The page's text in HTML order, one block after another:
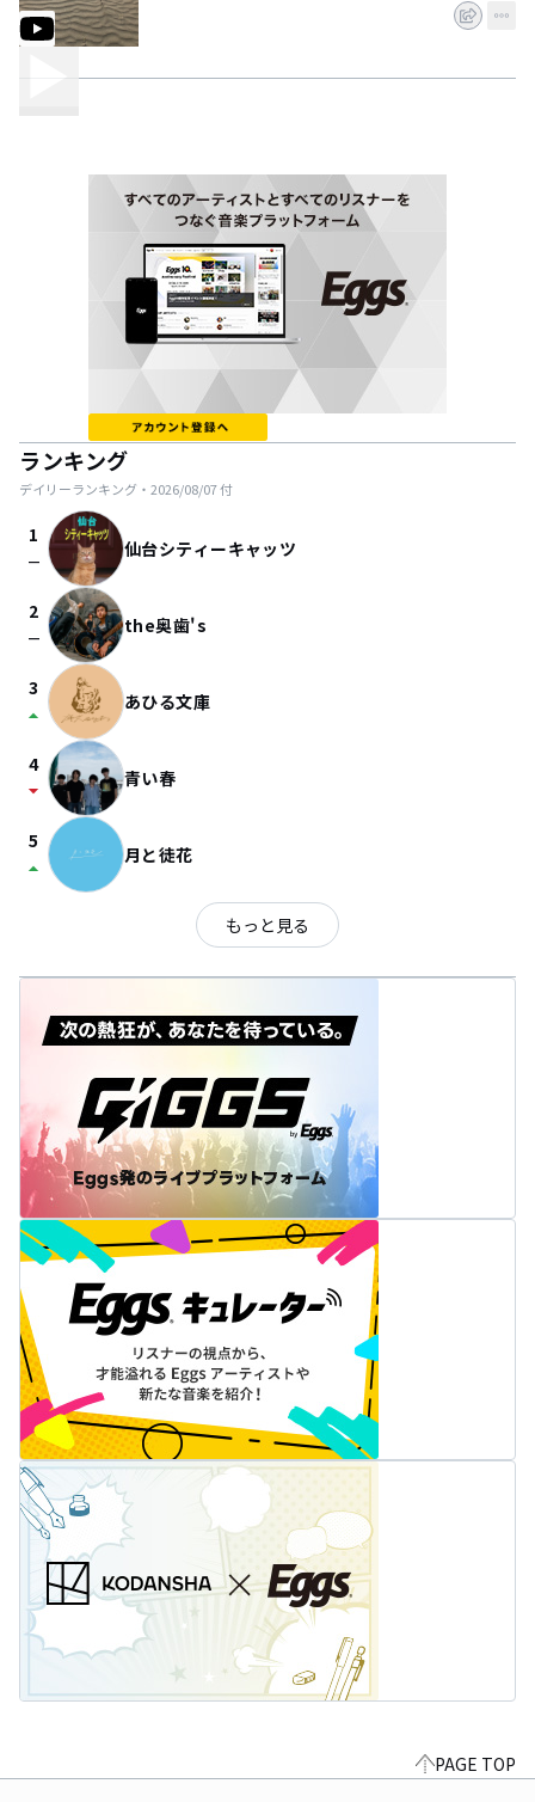
ランキング
デイリーランキング・ 2026/08/07付
1
check_indeterminate_small 仙台シティーキャッツ
2
check_indeterminate_small the奥歯's
3
arrow_drop_up あひる文庫
4
arrow_drop_down 青い春
5
arrow_drop_up 月と徒花
もっと見る
PAGE TOP